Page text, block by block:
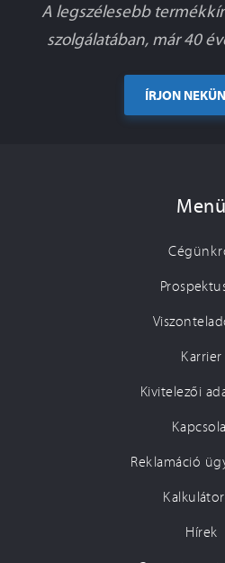
A legszélesebb
szolgálatában, már 40
ÍRJON
Menü
Karrier
Kivitelezői
Reklamáció
Hírek